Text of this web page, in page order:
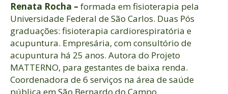
Renata Rocha – formada em fisioterapia pela
Universidade Federal de São Carlos. Duas Pós
graduações: fisioterapia cardiorespiratória e
acupuntura. Empresária, com consultório de
acupuntura há 25 anos. Autora do Projeto
MATTERNO, para gestantes de baixa renda.
Coordenadora de 6 serviços na área de saúde